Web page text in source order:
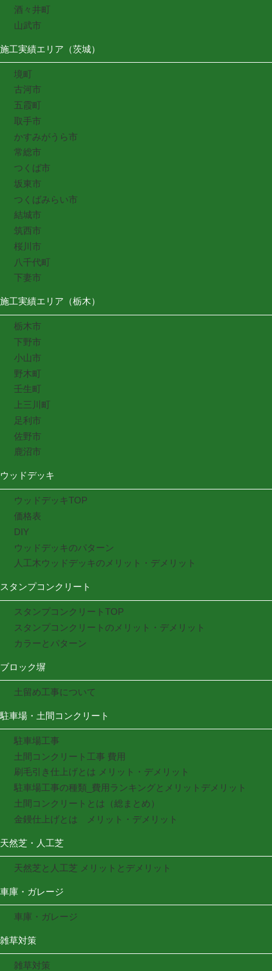
酒々井町
山武市
施工実績エリア（茨城）
境町
古河市
五霞町
取手市
かすみがうら市
常総市
つくば市
坂東市
つくばみらい市
結城市
筑西市
桜川市
八千代町
下妻市
施工実績エリア（栃木）
栃木市
下野市
小山市
野木町
壬生町
上三川町
足利市
佐野市
鹿沼市
ウッドデッキ
ウッドデッキTOP
価格表
DIY
ウッドデッキのパターン
人工木ウッドデッキのメリット・デメリット
スタンプコンクリート
スタンプコンクリートTOP
スタンプコンクリートのメリット・デメリット
カラーとパターン
ブロック塀
土留め工事について
駐車場・土間コンクリート
駐車場工事
土間コンクリート工事 費用
刷毛引き仕上げとは メリット・デメリット
駐車場工事の種類_費用ランキングとメリットデメリット
土間コンクリートとは（総まとめ）
金鏝仕上げとは メリット・デメリット
天然芝・人工芝
天然芝と人工芝 メリットとデメリット
車庫・ガレージ
車庫・ガレージ
雑草対策
雑草対策